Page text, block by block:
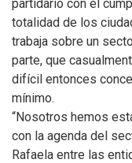
partidario con el
totalidad de los
trabaja sobre un
parte, que
difícil entonces
mínimo.
“Nosotros hemos
con la agenda del
Rafaela entre las